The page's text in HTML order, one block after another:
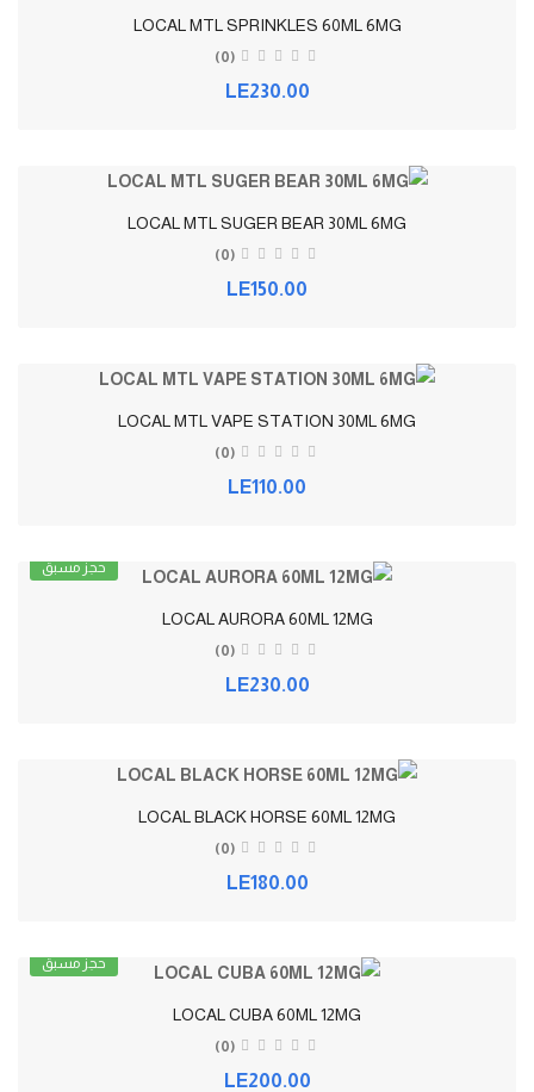
LOCAL MTL SPRINKLES 60ML 6MG
(0)
LE230.00
LOCAL MTL SUGER BEAR 30ML 6MG
(0)
LE150.00
LOCAL MTL VAPE STATION 30ML 6MG
(0)
LE110.00
حجز مسبق
LOCAL AURORA 60ML 12MG
(0)
LE230.00
LOCAL BLACK HORSE 60ML 12MG
(0)
LE180.00
حجز مسبق
LOCAL CUBA 60ML 12MG
(0)
LE200.00